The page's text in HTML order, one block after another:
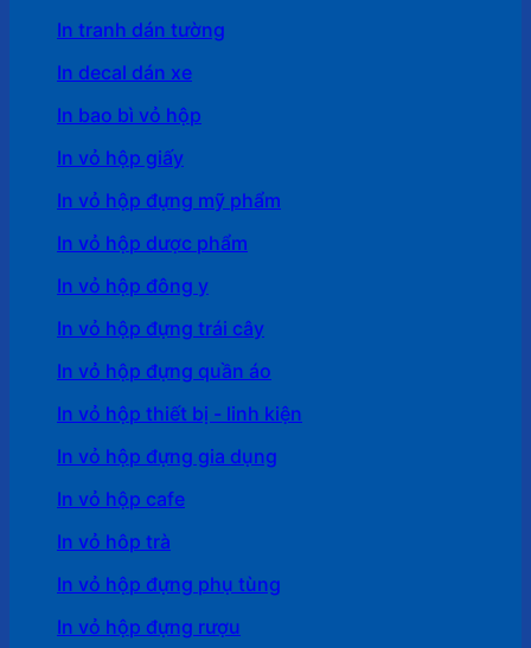
In tranh dán tường
In decal dán xe
In bao bì vỏ hộp
In vỏ hộp giấy
In vỏ hộp đựng mỹ phẩm
In vỏ hộp dược phẩm
In vỏ hộp đông y
In vỏ hộp đựng trái cây
In vỏ hộp đựng quần áo
In vỏ hộp thiết bị - linh kiện
In vỏ hộp đựng gia dụng
In vỏ hộp cafe
In vỏ hôp trà
In vỏ hộp đựng phụ tùng
In vỏ hộp đựng rượu